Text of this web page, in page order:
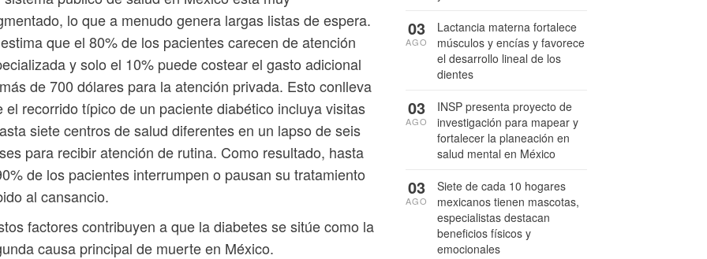
lo que a menudo genera largas listas de espera.
que el 80% de los pacientes carecen de atención
y solo el 10% puede costear el gasto adicional
de 700 dólares para la atención privada. Esto conlleva
el recorrido típico de un paciente diabético incluya visitas
siete centros de salud diferentes en un lapso de seis
para recibir atención de rutina. Como resultado, hasta
de los pacientes interrumpen o pausan su tratamiento
al cansancio.
factores contribuyen a que la diabetes se sitúe como la
causa principal de muerte en México.
Lactancia materna fortalece
músculos y encías y favorece
el desarrollo lineal de los
dientes
03
AGO
INSP presenta proyecto de
investigación para mapear y
fortalecer la planeación en
salud mental en México
03
AGO
Siete de cada 10 hogares
mexicanos tienen mascotas,
especialistas destacan
beneficios físicos y
emocionales
03
AGO